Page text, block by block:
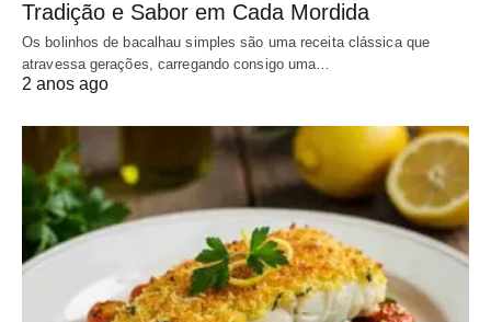
Tradição e Sabor em Cada Mordida
Os bolinhos de bacalhau simples são uma receita clássica que
atravessa gerações, carregando consigo uma…
2 anos ago